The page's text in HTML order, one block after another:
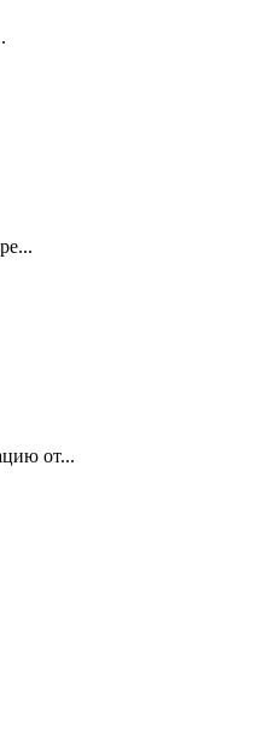
от...